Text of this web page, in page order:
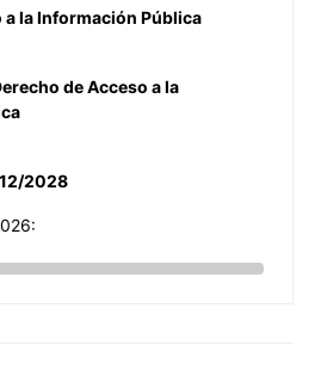
a la Información Pública
de Acceso a la
2028